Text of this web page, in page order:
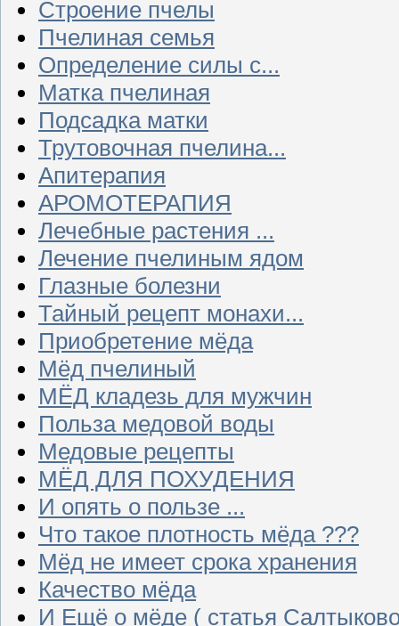
Строение пчелы
Пчелиная семья
Определение силы с...
Матка пчелиная
Подсадка матки
Трутовочная пчелина...
Апитерапия
АРОМОТЕРАПИЯ
Лечебные растения ...
Лечение пчелиным ядом
Глазные болезни
Тайный рецепт монахи...
Приобретение мёда
Мёд пчелиный
МЁД кладезь для мужчин
Польза медовой воды
Медовые рецепты
МЁД ДЛЯ ПОХУДЕНИЯ
И опять о пользе ...
Что такое плотность мёда ???
Мёд не имеет срока хранения
Качество мёда
И Ещё о мёде ( статья